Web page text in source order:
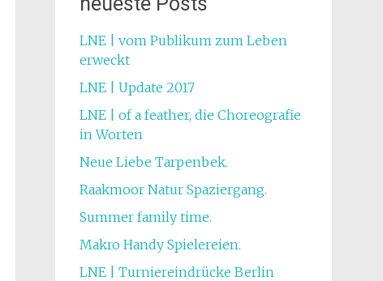
LNE | vom Publikum zum Leben
erweckt
LNE | Update 2017
LNE | of a feather, die Choreografie
in Worten
Neue Liebe Tarpenbek.
Raakmoor Natur Spaziergang.
Summer family time.
Makro Handy Spielereien.
LNE | Turniereindrücke Berlin